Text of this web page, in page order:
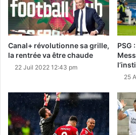
Canal+ révolutionne sa grille,
la rentrée va être chaude
22 Juil 2022 12:43 pm
PSG
25